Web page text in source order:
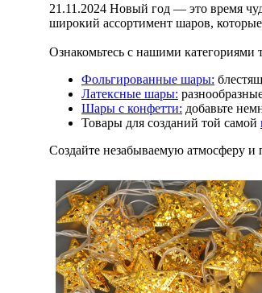
21.11.2024 Новый год — это время
широкий ассортимент шаров,
Ознакомьтесь с нашими категориями
Фольгированные шары:
Латексные шары:
Шары с конфетти: добавьте
Товары для созданий той самой
Создайте незабываемую атмосферу